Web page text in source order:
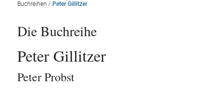
Buchreihen / Peter Gillitzer
Die Buchreihe
Peter Gillitzer
Peter Probst